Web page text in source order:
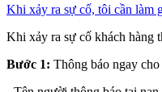
Khi xảy ra sự cố, tôi cần làm
Khi xảy ra sự cố khách hàng
Bước 1: Thông báo ngay